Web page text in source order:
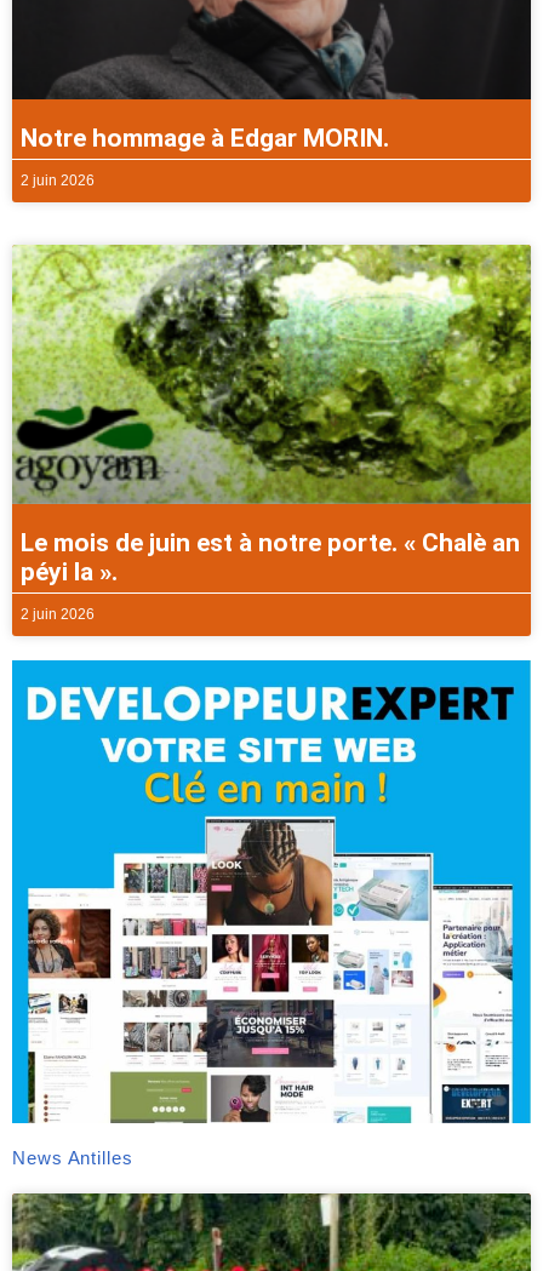
Notre hommage à Edgar MORIN.
2 juin 2026
Le mois de juin est à notre porte. « Chalè an
péyi la ».
2 juin 2026
News Antilles